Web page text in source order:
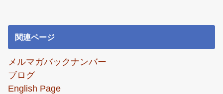
関連ページ
メルマガバックナンバー
ブログ
English Page